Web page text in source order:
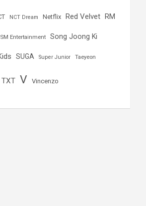
NCT Dream Netflix Red Velvet RM
SM Entertainment Song Joong Ki
SUGA Super Junior Taeyeon
TXT V Vincenzo